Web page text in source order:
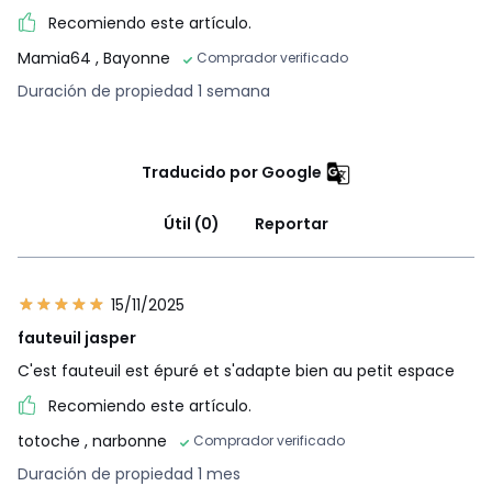
Recomiendo este artículo.
Mamia64 , Bayonne Comprador verificado
Duración de propiedad 1 semana
Traducido por Google
Útil (0) Reportar
15/11/2025
fauteuil jasper
C'est fauteuil est épuré et s'adapte bien au petit espace
Recomiendo este artículo.
totoche , narbonne Comprador verificado
Duración de propiedad 1 mes